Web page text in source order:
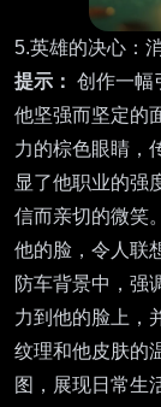
5.英雄的决心：
提示： 创作一幅
他坚强而坚定的
力的棕色眼睛，
显了他职业的强
信而亲切的微笑
他的脸，令人联
防车背景中，强
力到他的脸上，
纹理和他皮肤的
图，展现日常生